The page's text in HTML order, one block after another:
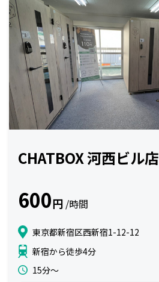
CHATBOX 河西ビル店
600円 /時間
東京都新宿区西新宿1-12-12
新宿から徒歩4分
15分〜